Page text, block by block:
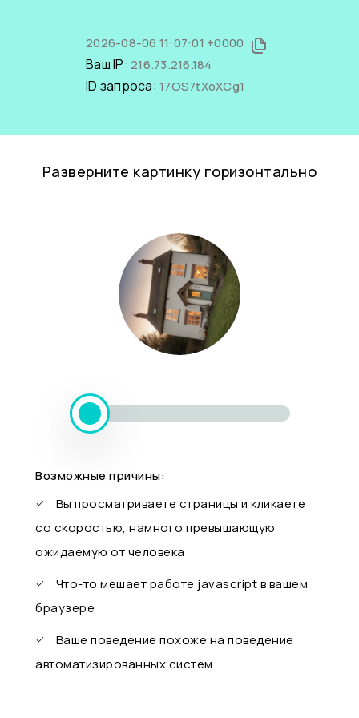
2026-08-06 11:07:01 +0000
Ваш IP: 216.73.216.184
ID запроса: 17OS7tXoXCg1
Разверните картинку горизонтально
Возможные причины:
Вы просматриваете страницы и кликаете
со скоростью, намного превышающую
ожидаемую от человека
Что-то мешает работе javascript в вашем
браузере
Ваше поведение похоже на поведение
автоматизированных систем